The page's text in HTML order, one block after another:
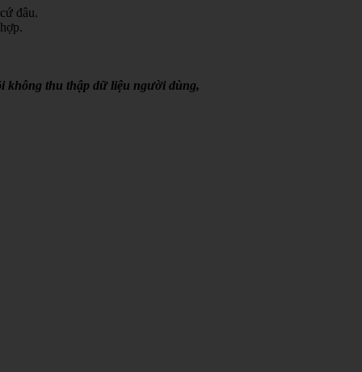
đâu.
không thu thập dữ liệu người dùng,